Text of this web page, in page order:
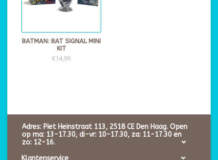
BATMAN: BAT SIGNAL MINI
KIT
€14,99
Adres: Piet Heinstraat 113, 2518 CE Den Haag. Open
op ma: 13-17.30, di-vr: 10-17.30, za: 11-17.30 en
zo: 12-16.
Klantenservice